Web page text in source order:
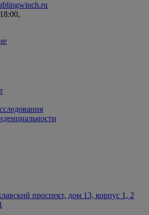
проспект, дом 13, корпус 1, 2